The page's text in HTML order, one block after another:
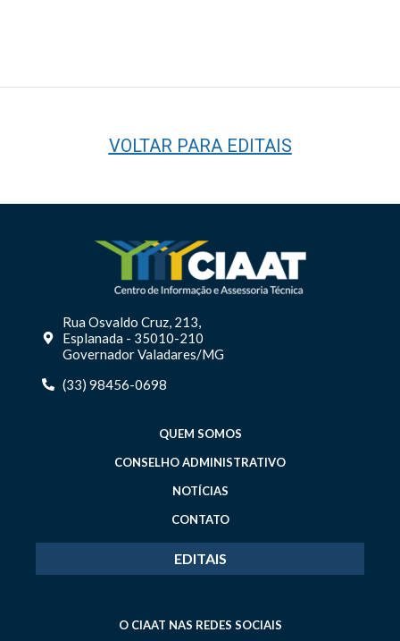
VOLTAR PARA EDITAIS
Rua Osvaldo Cruz, 213,
Esplanada - 35010-210
Governador Valadares/MG
(33) 98456-0698
QUEM SOMOS
CONSELHO ADMINISTRATIVO
NOTÍCIAS
CONTATO
EDITAIS
O CIAAT NAS REDES SOCIAIS